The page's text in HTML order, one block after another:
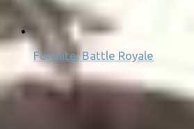
Fortnite: Battle Royale